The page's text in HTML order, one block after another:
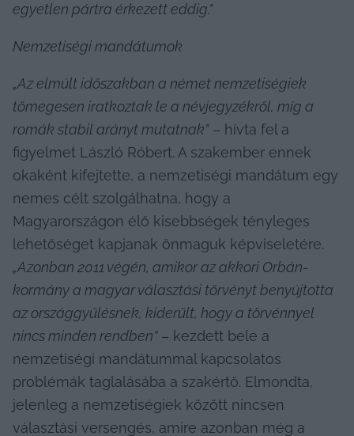
egyetlen pártra érkezett eddig.”
Nemzetiségi mandátumok
„Az elmúlt időszakban a német nemzetiségiek
tömegesen iratkoztak le a névjegyzékről, míg a
romák stabil arányt mutatnak” – hívta fel a
figyelmet László Róbert. A szakember ennek
okaként kifejtette, a nemzetiségi mandátum egy
nemes célt szolgálhatna, hogy a
Magyarországon élő kisebbségek tényleges
„Azonban 2011 végén, amikor az akkori Orbán-
kormány a magyar választási törvényt benyújtotta
az országgyűlésnek, kiderült, hogy a törvénnyel
nincs minden rendben” – kezdett bele a
nemzetiségi mandátummal kapcsolatos
problémák taglalásába a szakértő. Elmondta,
jelenleg a nemzetiségiek között nincsen
választási versengés, amire azonban még a